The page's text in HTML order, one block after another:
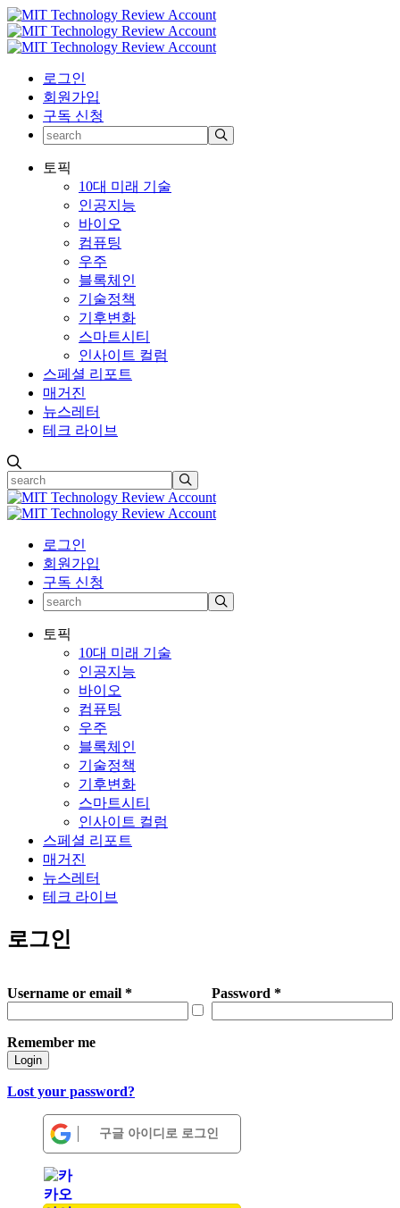
로그인
회원가입
구독 신청
토픽
10대 미래 기술
인공지능
바이오
컴퓨팅
우주
블록체인
기술정책
기후변화
스마트시티
인사이트 컬럼
스페셜 리포트
매거진
뉴스레터
테크 라이브
로그인
회원가입
구독 신청
토픽
10대 미래 기술
인공지능
바이오
컴퓨팅
우주
블록체인
기술정책
기후변화
스마트시티
인사이트 컬럼
스페셜 리포트
매거진
뉴스레터
테크 라이브
로그인
Username or email * Password *
Remember me
Login
Lost your password?
구글 아이디로 로그인